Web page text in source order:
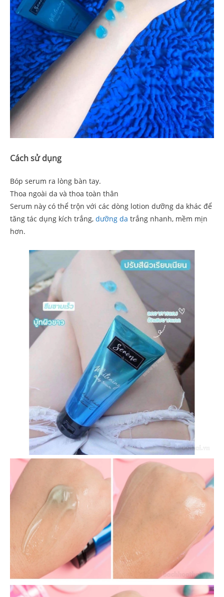
Cách sử dụng
Bóp serum ra lòng bàn tay.
Thoa ngoài da và thoa toàn thân
Serum này có thể trộn với các dòng lotion dưỡng da khác để
tăng tác dụng kích trắng, dưỡng da trắng nhanh, mềm mịn
hơn.